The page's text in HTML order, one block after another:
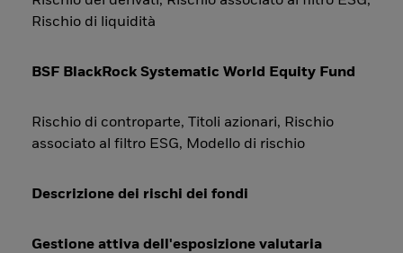
Rischio di liquidità
BSF BlackRock Systematic World Equity Fund
Rischio di controparte, Titoli azionari, Rischio
associato al filtro ESG, Modello di rischio
Descrizione dei rischi dei fondi
Gestione attiva dell'esposizione valutaria